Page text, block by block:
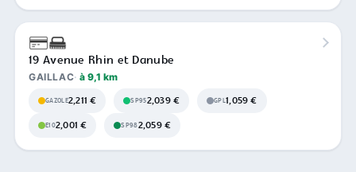
19 Avenue Rhin et Danube
GAILLAC à 9,1 km
GAZOLE2,211 € SP952,039 € GPL1,059 €
E102,001 € SP982,059 €